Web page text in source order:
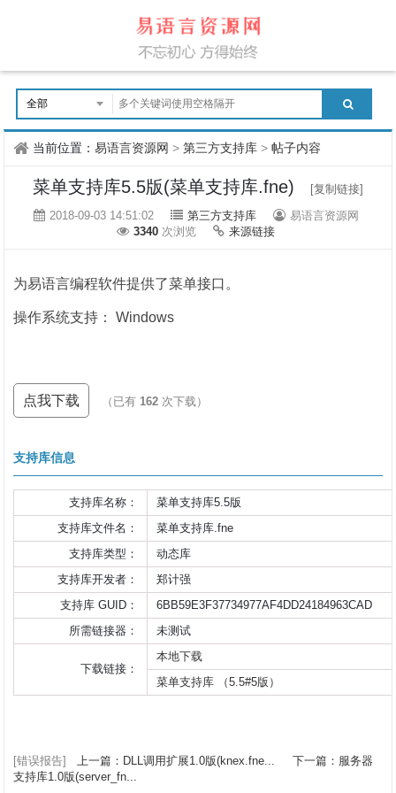
当前位置：易语言资源网 >第三方支持库 >帖子内容
菜单支持库5.5版(菜单支持库.fne)
[复制链接]
2018-09-03 14:51:02
第三方支持库
易语言资源网
3340 次浏览 来源链接
为易语言编程软件提供了菜单接口。
操作系统支持： Windows
点我下载 （已有162 次下载）
支持库信息
支持库名称：
菜单支持库5.5版
支持库文件名：
菜单支持库.fne
支持库类型：
动态库
支持库开发者：
郑计强
支持库 GUID：
6BB59E3F37734977AF4DD24184963CAD
所需链接器：
未测试
下载链接：
本地下载
菜单支持库 （5.5#5版）
[错误报告] 上一篇：DLL调用扩展1.0版(knex.fne...
下一篇：服务器
支持库1.0版(server_fn...